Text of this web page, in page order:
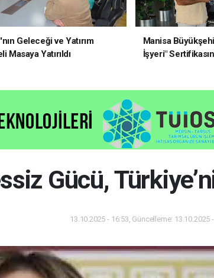
Geleceği ve Yatırım
Masaya Yatırıldı
Manisa
İşyeri"
Gücü,
13.10.2025 - 16:53, Güncelleme: 13.10.2025